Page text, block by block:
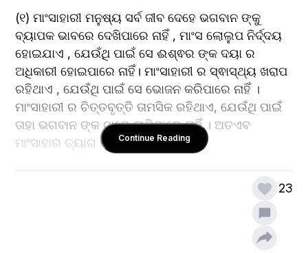
(୧) ମାଂସାହାରୀ ମନୁଷ୍ୟ ସର୍ବ ଜୀବ ଦେହେ ଭଗବାନ ଙ୍କୁ
ବ୍ୟାପକ ଭାବରେ ଦେଖିପାରେ ନାହିଁ , ମାଂସ ଲୋଲୁପ ନିର୍ଦ୍ଦୟ
ହୋଇଯାଏ , ଯେଉଁଥି ପାଇଁ ସେ ଈଶ୍ଵର ଙ୍କ ଦୟା ର
ଅଧିକାରୀ ହୋଇପାରେ ନାହିଁ। ମାଂସାହାରୀ ର ସ୍ଵାସ୍ଥ୍ୟ ଖରାପ
ରହିଥାଏ , ଯେଉଁଥି ପାଇଁ ସେ ଭୋଜନ କରିପାରେ ନାହିଁ ।
ମାଂସାହାରୀ ର ଚିତ୍ତବୃତ୍ତି ତାମସିକ ରହିଥାଏ, ଯେଉଁଥି ପାଇଁ
ତାହା ଭଗବାନ ଙ୍କ ଠାରେ ଲାଗିପାରେ ନାହିଁ । ଅତଏବ
ମାଂସାହାର ତ୍ୟାଗ କରିବା ଉଚିତ୍ ।
ଯିଏ ଅଧିକ ଖର୍ଚ୍ଚ କରେ ଏବଂ ସଉକ ପାଇଁ ନାନା ପ୍ରକାର
ବସ୍ତୁ ର ଯୋଗାଡ଼ ରେ ଲାଗିରହେ , ତାକୁ ଦିନ ରାତି ଧନ ର
Continue Reading
23